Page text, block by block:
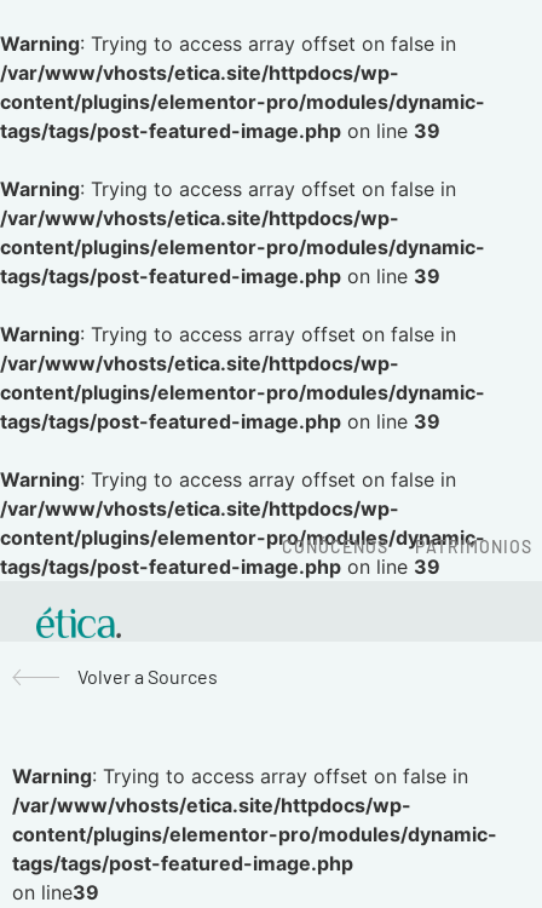
Warning: Trying to access array offset on false in
/var/www/vhosts/etica.site/httpdocs/wp-
content/plugins/elementor-pro/modules/dynamic-
tags/tags/post-featured-image.php on line 39
Warning: Trying to access array offset on false in
/var/www/vhosts/etica.site/httpdocs/wp-
content/plugins/elementor-pro/modules/dynamic-
tags/tags/post-featured-image.php on line 39
Warning: Trying to access array offset on false in
/var/www/vhosts/etica.site/httpdocs/wp-
content/plugins/elementor-pro/modules/dynamic-
tags/tags/post-featured-image.php on line 39
Warning: Trying to access array offset on false in
/var/www/vhosts/etica.site/httpdocs/wp-
content/plugins/elementor-pro/modules/dynamic-
tags/tags/post-featured-image.php on line 39
CONÓCENOS PATRIMONIOS
Volver a Sources
Warning: Trying to access array offset on false in
/var/www/vhosts/etica.site/httpdocs/wp-
content/plugins/elementor-pro/modules/dynamic-
tags/tags/post-featured-image.php
on line39